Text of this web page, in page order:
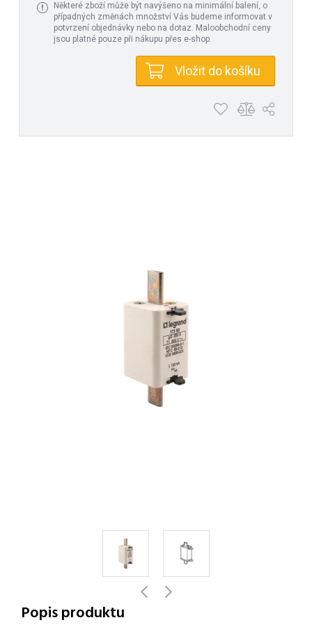
Některé zboží může být navýšeno na minimální balení, o
případných změnách množství Vás budeme informovat v
potvrzení objednávky nebo na dotaz. Maloobchodní ceny
jsou platné pouze při nákupu přes e-shop.
Vložit do košíku
Popis produktu